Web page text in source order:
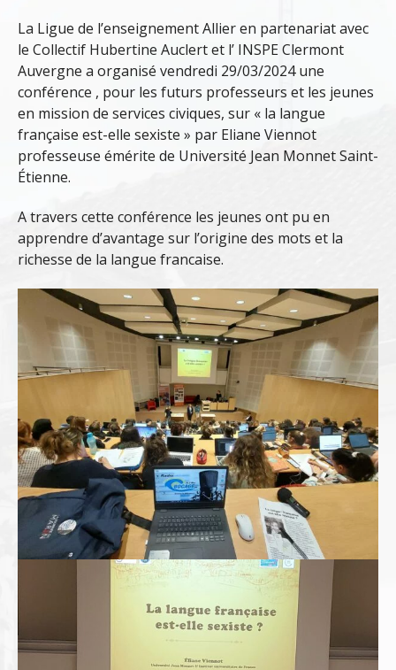
La Ligue de l’enseignement Allier en partenariat avec
le Collectif Hubertine Auclert et l’ INSPE Clermont
Auvergne a organisé vendredi 29/03/2024 une
conférence , pour les futurs professeurs et les jeunes
en mission de services civiques, sur « la langue
française est-elle sexiste » par Eliane Viennot
professeuse émérite de Université Jean Monnet Saint-
Étienne.
A travers cette conférence les jeunes ont pu en
apprendre d’avantage sur l’origine des mots et la
richesse de la langue francaise.